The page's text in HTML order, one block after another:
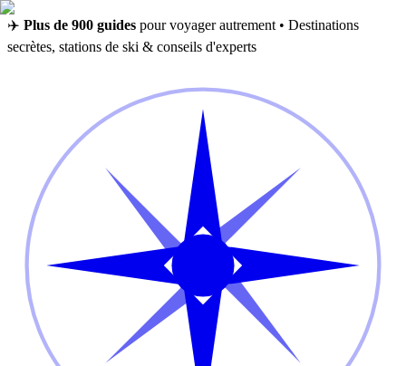
✈️ Plus de 900 guides pour voyager autrement • Destinations
secrètes, stations de ski & conseils d'experts